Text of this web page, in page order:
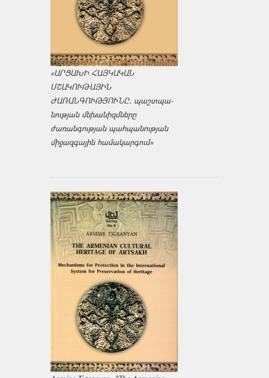
«ԱՐՑԱԽԻ ՀԱՅԿԱԿԱՆ
ՄՇԱԿՈՒԹԱՅԻՆ
ԺԱՌԱՆԳՈՒԹՅՈՒՆԸ․ պաշտպա­
նության մեխանիզմները
ժառանգության պահպանության
միջազ­գային համակարգում»